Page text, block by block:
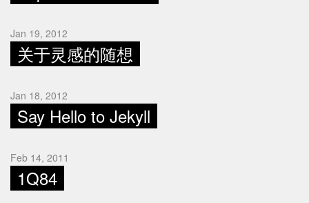
Jan 19, 2012
关于灵感的随想
Jan 18, 2012
Say Hello to Jekyll
Feb 14, 2011
1Q84